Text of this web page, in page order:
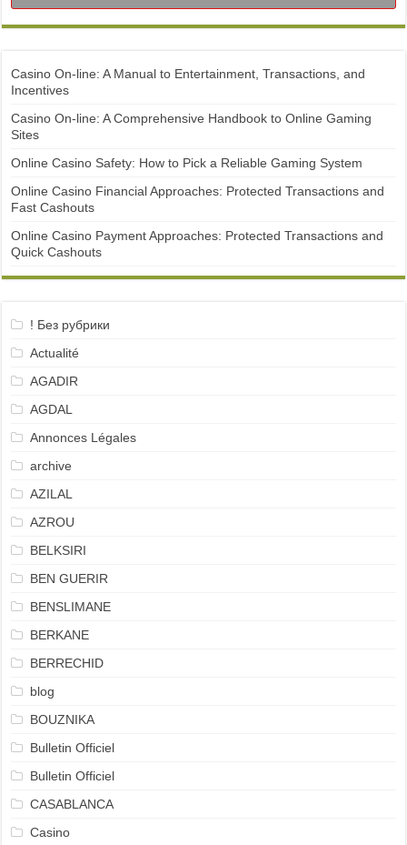
Casino On-line: A Manual to Entertainment, Transactions, and
Incentives
Casino On-line: A Comprehensive Handbook to Online Gaming
Sites
Online Casino Safety: How to Pick a Reliable Gaming System
Online Casino Financial Approaches: Protected Transactions and
Fast Cashouts
Online Casino Payment Approaches: Protected Transactions and
Quick Cashouts
! Без рубрики
Actualité
AGADIR
AGDAL
Annonces Légales
archive
AZILAL
AZROU
BELKSIRI
BEN GUERIR
BENSLIMANE
BERKANE
BERRECHID
blog
BOUZNIKA
Bulletin Officiel
Bulletin Officiel
CASABLANCA
Casino